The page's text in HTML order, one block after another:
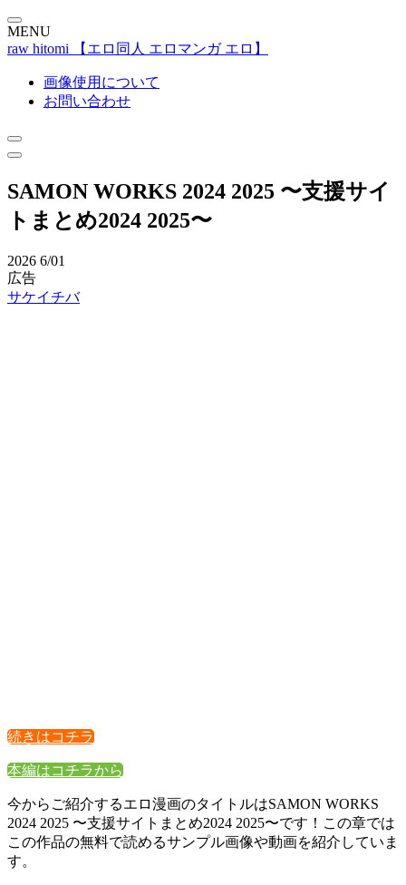
MENU
raw hitomi 【エロ同人 エロマンガ エロ】
画像使用について
お問い合わせ
SAMON WORKS 2024 2025 〜支援サイ
トまとめ2024 2025〜
2026 6/01
広告
サケイチバ
続きはコチラ
本編はコチラから
今からご紹介するエロ漫画のタイトルはSAMON WORKS
2024 2025 〜支援サイトまとめ2024 2025〜です！この章では
この作品の無料で読めるサンプル画像や動画を紹介していま
す。